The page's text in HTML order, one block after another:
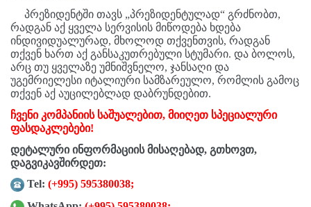
პრეზიდენტში თავს „პრეზიდენტულად“ გრძნობთ,
რადგან აქ ყველა სერვისის მიწოდება ხდება
ინდივიდუალურად, მხოლოდ თქვენთვის, რადგან
თქვენ ხართ აქ განსაკუთრებული სტუმარი. და ბოლოს,
არც თუ ყველაზე უმნიშვნელო, ჯანსაღი და
უგემრიელესი იტალიური სამზარეულო, რომლის გამოც
თქვენ აქ აუცილებლად დაბრუნდებით.
ჩვენი კომპანიის საშუალებით, მიიღეთ სპეციალური
ფასდაკლებები!
დეტალური ინფორმაციის მისაღებად, გთხოვთ,
დაგვიკავშირდეთ:
Tel: (+995) 595380038;